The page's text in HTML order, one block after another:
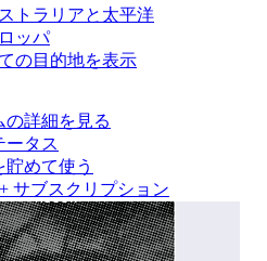
トラリアと太平洋
ッパ
の目的地を表示
の詳細を見る
ータス
貯めて使う
サブスクリプション